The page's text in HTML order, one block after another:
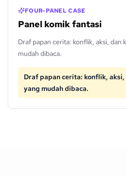
FOUR-PANEL CASE
Panel komik fantasi
Draf papan cerita: konflik, aksi, dan
mudah dibaca.
Draf papan cerita: konflik, aksi,
yang mudah dibaca.